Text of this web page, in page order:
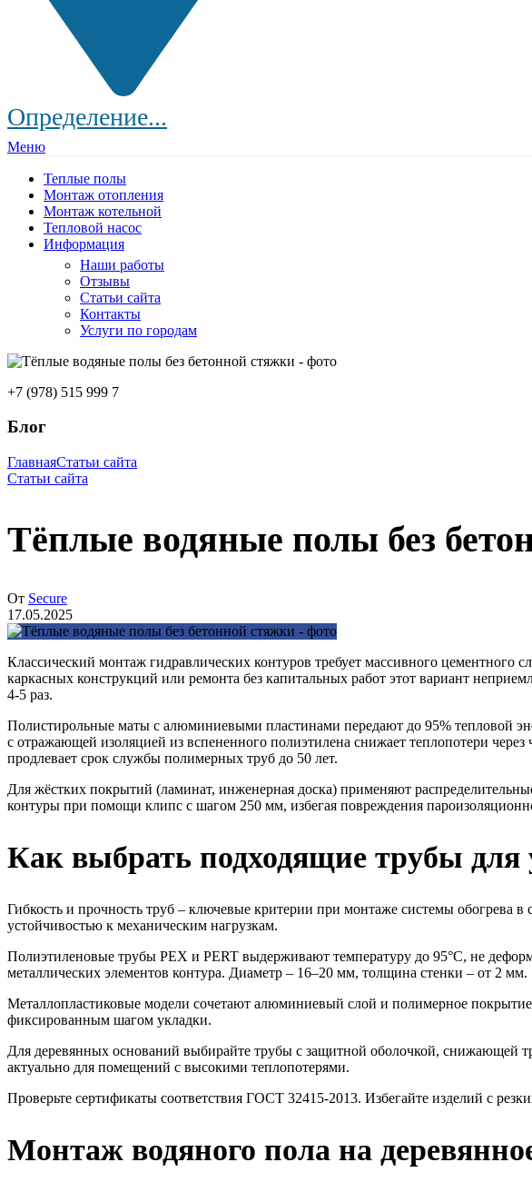
Определение...
Меню
Теплые полы
Монтаж отопления
Монтаж котельной
Тепловой насос
Информация
Наши работы
Отзывы
Статьи сайта
Контакты
Услуги по городам
+7 (978) 515 999 7
Блог
ГлавнаяСтатьи сайта
Статьи сайта
Тёплые водяные полы без
От Secure
17.05.2025
Классический монтаж гидравлических контуров требует массивного
каркасных конструкций или ремонта без капитальных работ этот вариант
4-5 раз.
Полистирольные маты с алюминиевыми пластинами передают до 95% тепловой
с отражающей изоляцией из вспененного полиэтилена снижает теплопотери
продлевает срок службы полимерных труб до 50 лет.
Для жёстких покрытий (ламинат, инженерная доска) применяют
контуры при помощи клипс с шагом 250 мм, избегая повреждения
Как выбрать подходящие трубы для
Гибкость и прочность труб – ключевые критерии при монтаже системы
устойчивостью к механическим нагрузкам.
Полиэтиленовые трубы PEX и PERT выдерживают температуру до 95°C, не
металлических элементов контура. Диаметр – 16–20 мм, толщина стенки – от 2 мм.
Металлопластиковые модели сочетают алюминиевый слой и полимерное
фиксированным шагом укладки.
Для деревянных оснований выбирайте трубы с защитной оболочкой, снижающей
актуально для помещений с высокими теплопотерями.
Проверьте сертификаты соответствия ГОСТ 32415-2013. Избегайте изделий с
Монтаж водяного пола на